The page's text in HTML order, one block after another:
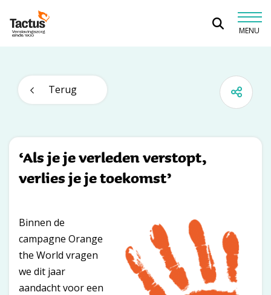
Spring naar content
MENU
Terug
‘Als je je verleden verstopt,
verlies je je toekomst’
Binnen de
campagne Orange
the World vragen
we dit jaar
aandacht voor een